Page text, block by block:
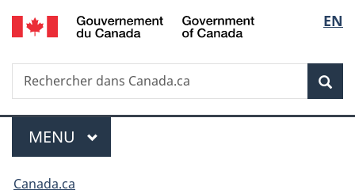
Passer
au
principal
Passer
à
Au
du
Passer
à
version
simplifiée
de
la
EN
Recherche
Rechercher
dans
Menu
MENU PRINCIPAL
Vous
Canada.ca